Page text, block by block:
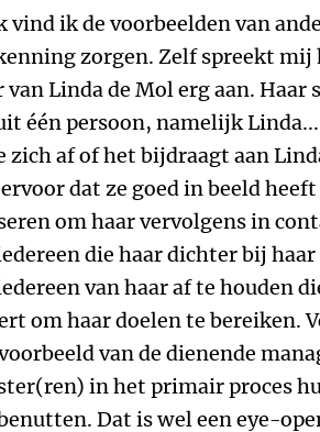
vind ik de voorbeelden van
zorgen. Zelf spreekt mij
van Linda de Mol erg aan. Haar
één persoon, namelijk
zich af of het bijdraagt aan
dat ze goed in beeld
om haar vervolgens in
die haar dichter bij
van haar af te houden
om haar doelen te bereiken.
van de dienende
in het primair proces
Dat is wel een eye-